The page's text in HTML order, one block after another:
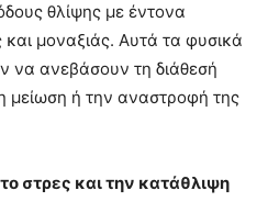
θλίψης με έντονα
και μοναξιάς. Αυτά τα φυσικά
να ανεβάσουν τη διάθεσή
μείωση ή την αναστροφή της
στρες και την κατάθλιψη